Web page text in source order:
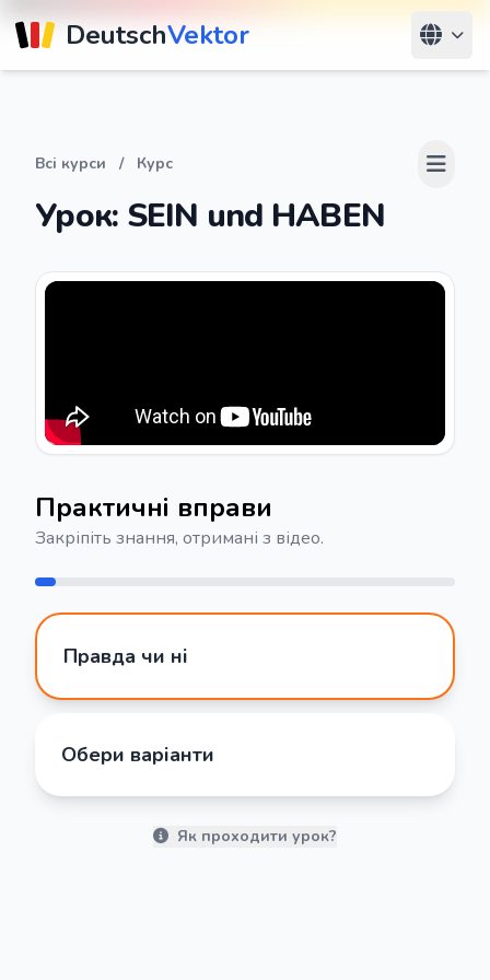
DeutschVektor
Всі курси / Курс
Урок: SEIN und HABEN
Практичні вправи
Закріпіть знання, отримані з відео.
Правда чи ні
Обери варіанти
Як проходити урок?